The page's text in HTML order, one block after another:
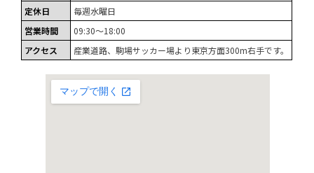
定休日
毎週水曜日
営業時間
09:30～18:00
アクセス
産業道路、駒場サッカー場より東京方面300m右手です。